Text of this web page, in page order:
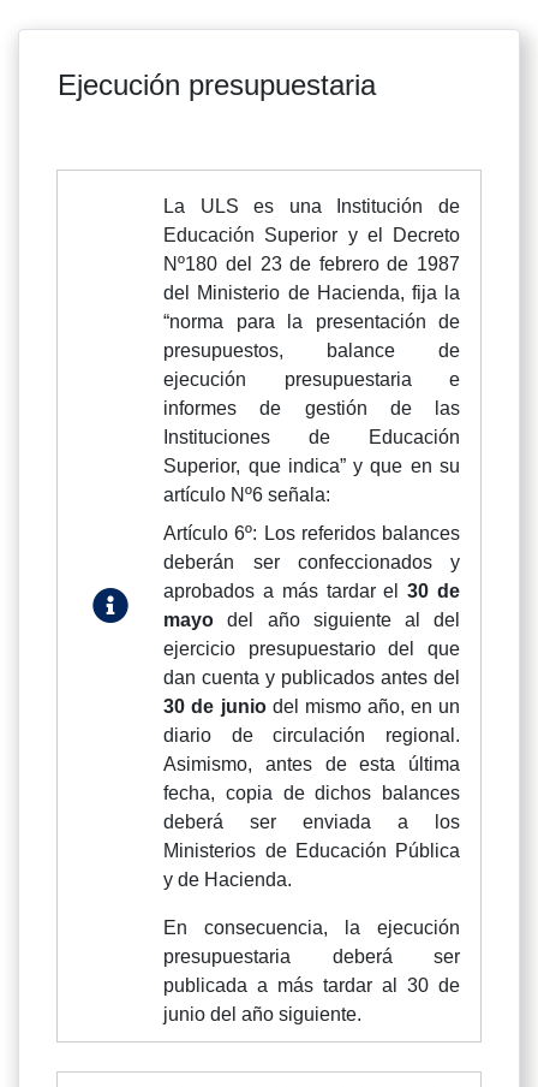
Ejecución presupuestaria
La ULS es una Institución de
Educación Superior y el Decreto
Nº180 del 23 de febrero de 1987
del Ministerio de Hacienda, fija la
“norma para la presentación de
presupuestos, balance de
ejecución presupuestaria e
informes de gestión de las
Instituciones de Educación
Superior, que indica” y que en su
artículo Nº6 señala:
Artículo 6º: Los referidos balances
deberán ser confeccionados y
aprobados a más tardar el30 de
mayo del año siguiente al del
ejercicio presupuestario del que
dan cuenta y publicados antes del
30 de juniodel mismo año, en un
diario de circulación regional.
Asimismo, antes de esta última
fecha, copia de dichos balances
deberá ser enviada a los
Ministerios de Educación Pública
y de Hacienda.
En consecuencia, la ejecución
presupuestaria deberá ser
publicada a más tardar al 30 de
junio del año siguiente.